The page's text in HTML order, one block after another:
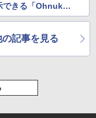
できる「Ohnuki-
Lite」v26.4.25.0
の記事を見る